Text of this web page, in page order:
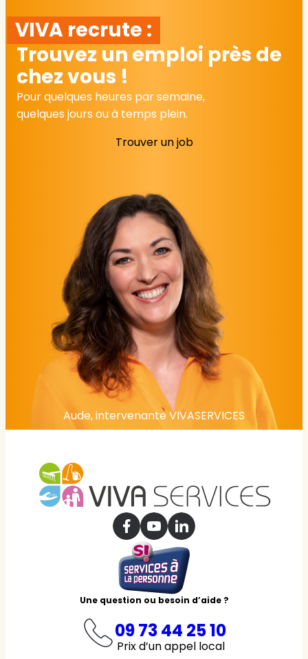
VIVA recrute :
Trouvez un emploi près de
chez vous !
Pour quelques heures par semaine,
quelques jours ou à temps plein.
Trouver un job
Aude, intervenante VIVASERVICES
Une question ou besoin d’aide ?
09 73 44 25 10
Prix d’un appel local